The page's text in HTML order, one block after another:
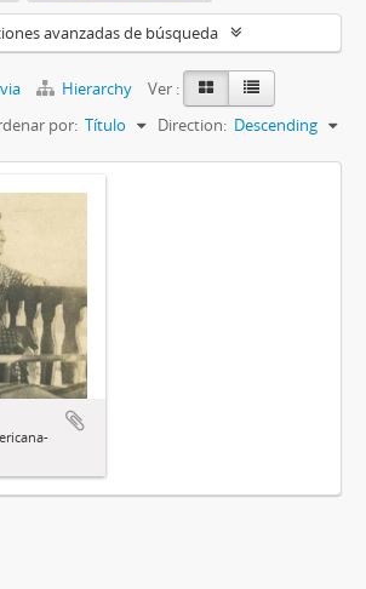
avanzadas de búsqueda
Hierarchy
Ver :
por: Título Direction: Descending